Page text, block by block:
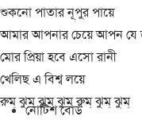
শুকনো পাতার নূপুর পায়ে
আমার আপনার চেয়ে আপন যে
মোর প্রিয়া হবে এসো রানী
খেলিছ এ বিশ্ব লয়ে
রুম্ ঝুম্ ঝুম্ ঝুম্ রুম্ ঝুম্ ঝুম্
নোটিশ বোর্ড